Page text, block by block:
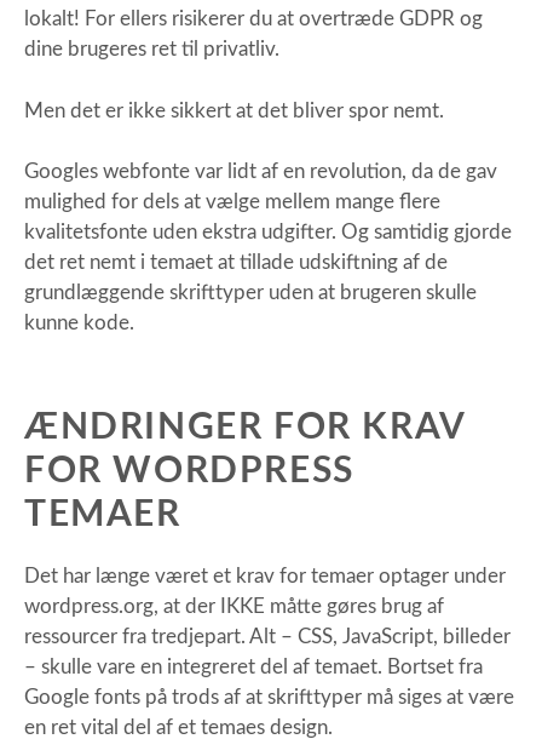
lokalt! For ellers risikerer du at overtræde GDPR og
dine brugeres ret til privatliv.
Men det er ikke sikkert at det bliver spor nemt.
Googles webfonte var lidt af en revolution, da de gav
mulighed for dels at vælge mellem mange flere
kvalitetsfonte uden ekstra udgifter. Og samtidig gjorde
det ret nemt i temaet at tillade udskiftning af de
grundlæggende skrifttyper uden at brugeren skulle
kunne kode.
ÆNDRINGER FOR KRAV
FOR WORDPRESS
TEMAER
Det har længe været et krav for temaer optager under
wordpress.org, at der IKKE måtte gøres brug af
ressourcer fra tredjepart. Alt – CSS, JavaScript, billeder
– skulle vare en integreret del af temaet. Bortset fra
Google fonts på trods af at skrifttyper må siges at være
en ret vital del af et temaes design.